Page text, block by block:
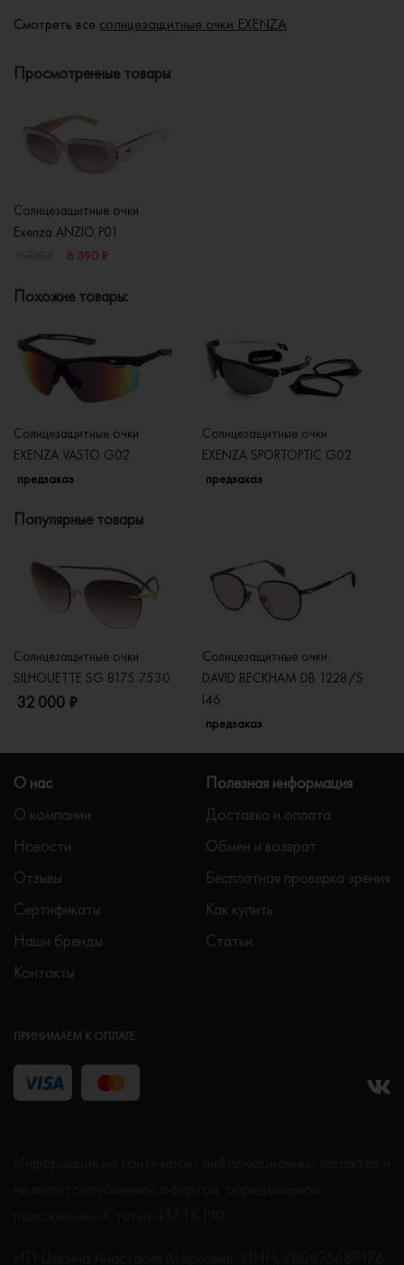
Смотреть все солнцезащитные очки EXENZA
Просмотренные товары
Солнцезащитные очки
Exenza ANZIO P01
8 390 ₽
Похожие товары:
Солнцезащитные очки
EXENZA VASTO G02
предзаказ
Солнцезащитные очки
EXENZA SPORTOPTIC G02
предзаказ
Популярные товары
Солнцезащитные очки
SILHOUETTE SG 8175 7530
32 000 ₽
Солнцезащитные очки
DAVID BECKHAM DB 1228/S
I46
предзаказ
О нас
О компании
Новости
Отзывы
Сертификаты
Наши бренды
Контакты
Полезная информация
Доставка и оплата
Обмен и возврат
Бесплатная проверка зрения
Как купить
Статьи
ПРИНИМАЕМ К ОПЛАТЕ